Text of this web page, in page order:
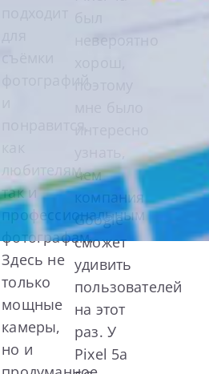
съёмки
любителям,
так и
профессиональным
фотографам.
Здесь не
только
мощные
камеры,
но и
невероятно
узнать,
чем
компания
Google
сможет
удивить
пользователей
на этот
раз. У
Pixel 5a